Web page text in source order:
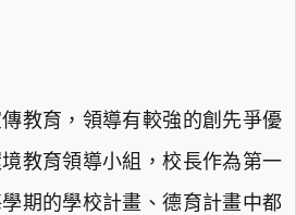
教育，領導有較強的創先爭優
教育領導小組，校長作為第一
期的學校計畫、德育計畫中都